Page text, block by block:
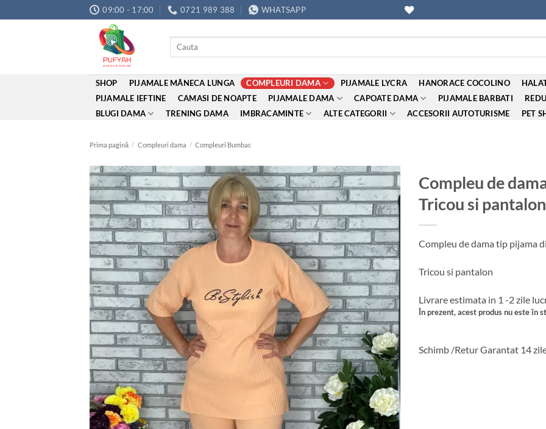
to
09:00 - 17:00 0721 989 388 WHATSAPP
Caută
SHOP PIJAMALE MÂNECA LUNGA COMPLEURI DAMA PIJAMALE LYCRA HANORACE COCOLINO
PIJAMALE IEFTINE
CAMASI DE NOAPTE PIJAMALE DAMA CAPOATE DAMA PIJAMALE BARBATI
BLUGI DAMA
TRENING DAMA IMBRACAMINTE ALTE CATEGORII ACCESORII AUTOTURISME PET
Prima pagină / Compleuri dama / Compleuri Bumbac
Adauga
la
favorite
Compleu de
Tricou si
Compleu de dama tip pijama
Tricou si pantalon
Livrare estimata in 1 -2 zile
În prezent, acest produs nu este în
Schimb /Retur Garantat 14